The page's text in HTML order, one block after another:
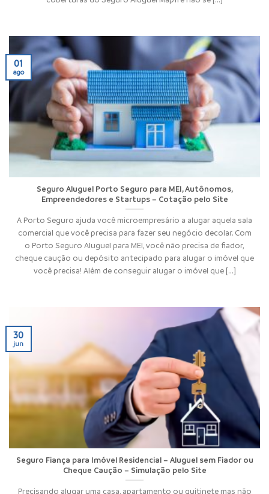
Seguro Aluguel Porto Seguro para MEI, Autônomos,
Empreendedores e Startups – Cotação pelo Site
A Porto Seguro ajuda você microempresário a alugar aquela sala
comercial que você precisa para fazer seu negócio decolar. Com
o Porto Seguro Aluguel para MEI, você não precisa de fiador,
cheque caução ou depósito antecipado para alugar o imóvel que
você precisa! Além de conseguir alugar o imóvel que [...]
01
ago
Seguro Fiança para Imóvel Residencial – Aluguel sem Fiador ou
Cheque Caução – Simulação pelo Site
Precisando alugar uma casa, apartamento ou quitinete mas não
30
jun